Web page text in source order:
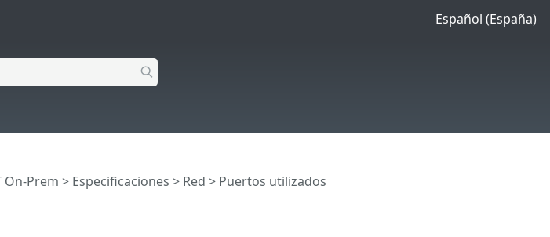
Español (España)
On-Prem > Especificaciones > Red > Puertos utilizados